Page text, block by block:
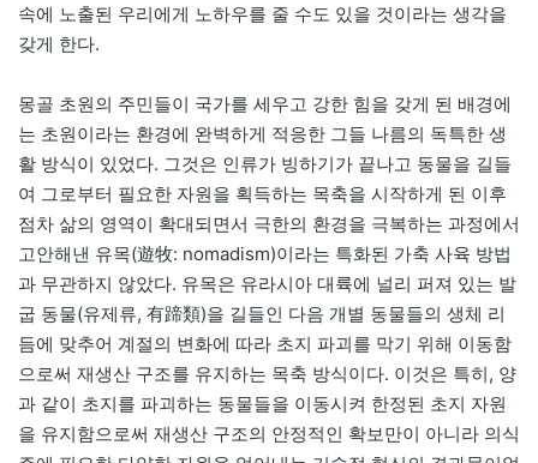
속에 노출된 우리에게 노하우를 줄 수도 있을 것이라는 생각을
갖게 한다.
몽골 초원의 주민들이 국가를 세우고 강한 힘을 갖게 된 배경에
는 초원이라는 환경에 완벽하게 적응한 그들 나름의 독특한 생
활 방식이 있었다. 그것은 인류가 빙하기가 끝나고 동물을 길들
여 그로부터 필요한 자원을 획득하는 목축을 시작하게 된 이후
점차 삶의 영역이 확대되면서 극한의 환경을 극복하는 과정에서
고안해낸 유목(遊牧: nomadism)이라는 특화된 가축 사육 방법
과 무관하지 않았다. 유목은 유라시아 대륙에 널리 퍼져 있는 발
굽 동물(유제류, 有蹄類)을 길들인 다음 개별 동물들의 생체 리
듬에 맞추어 계절의 변화에 따라 초지 파괴를 막기 위해 이동함
으로써 재생산 구조를 유지하는 목축 방식이다. 이것은 특히, 양
과 같이 초지를 파괴하는 동물들을 이동시켜 한정된 초지 자원
을 유지함으로써 재생산 구조의 안정적인 확보만이 아니라 의식